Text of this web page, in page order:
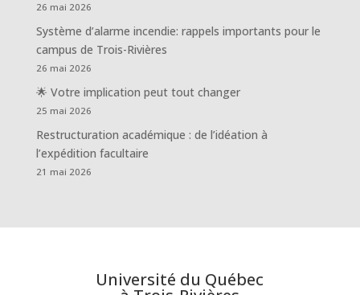
26 mai 2026
Système d’alarme incendie: rappels importants pour le
campus de Trois-Rivières
26 mai 2026
🌟 Votre implication peut tout changer
25 mai 2026
Restructuration académique : de l’idéation à
l’expédition facultaire
21 mai 2026
Université du Québec